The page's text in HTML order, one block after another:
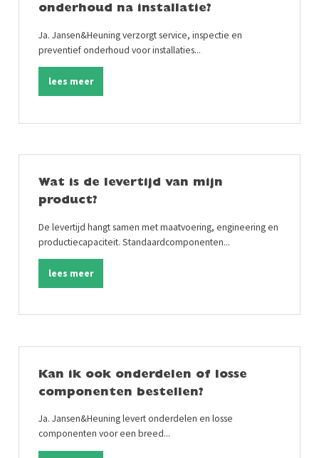
onderhoud na installatie?
Ja. Jansen&Heuning verzorgt service, inspectie en
preventief onderhoud voor installaties...
lees meer
Wat is de levertijd van mijn
product?
De levertijd hangt samen met maatvoering, engineering en
productiecapaciteit. Standaardcomponenten...
lees meer
Kan ik ook onderdelen of losse
componenten bestellen?
Ja. Jansen&Heuning levert onderdelen en losse
componenten voor een breed...